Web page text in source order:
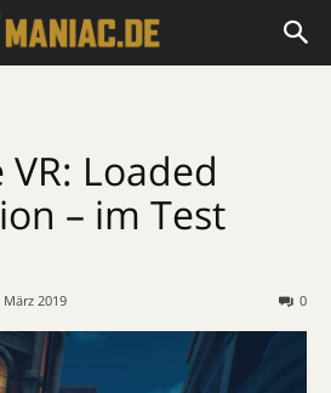
Loaded
– im Test
März 2019 0